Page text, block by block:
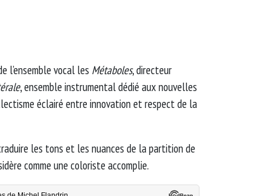
l’ensemble vocal les Métaboles, directeur
, ensemble instrumental dédié aux nouvelles
éclairé entre innovation et respect de la
les tons et les nuances de la partition de
comme une coloriste accomplie.